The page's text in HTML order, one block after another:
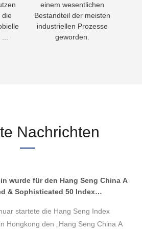
die
...
einem wesentlichen
Bestandteil der meisten
industriellen Prozesse
geworden.
Nachrichten
wurde für den Hang Seng China A
& Sophisticated 50 Index
startete die Hang Seng Index
Hongkong den „Hang Seng China A